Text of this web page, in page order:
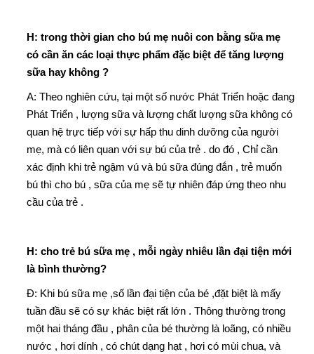
H: trong thời gian cho bú mẹ nuôi con bằng sữa mẹ
có cần ăn các loại thực phẩm đặc biệt để tăng lượng
sữa hay không ?
A: Theo nghiên cứu, tại một số nước Phát Triển hoặc đang
Phát Triển , lượng sữa và lượng chất lượng sữa không có
quan hệ trực tiếp với sự hấp thu dinh dưỡng của người
mẹ, mà có liên quan với sự bú của trẻ . do đó , Chỉ cần
xác định khi trẻ ngậm vú và bú sữa đúng đắn , trẻ muốn
bú thì cho bú , sữa của mẹ sẽ tự nhiên đáp ứng theo nhu
cầu của trẻ .
H: cho trẻ bú sữa mẹ , mỗi ngày nhiêu lần đại tiện mới
là bình thường?
Đ: Khi bú sữa mẹ ,số lần đại tiện của bé ,đặt biệt là mấy
tuần đầu sẽ có sự khác biệt rất lớn . Thông thường trong
một hai tháng đầu , phân của bé thường là loãng, có nhiều
nước , hơi dính , có chút dạng hạt , hơi có mùi chua, và